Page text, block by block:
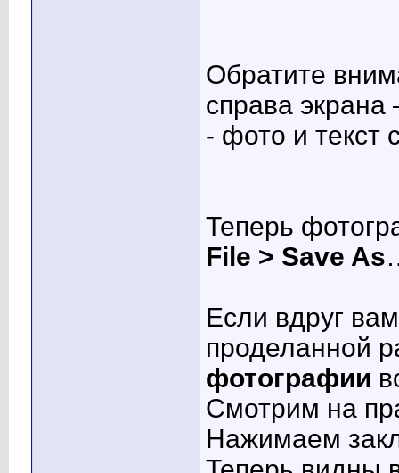
Обратите
справа экрана
- фото и текст
Теперь
File > Save As
Если вдруг
проделанной
фотографии
Смотрим на
Нажимаем